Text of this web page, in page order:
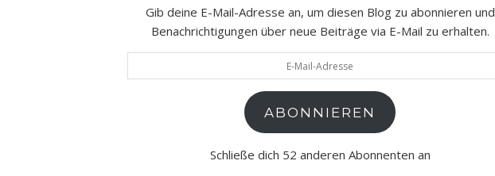
Gib deine E-Mail-Adresse an, um diesen Blog zu abonnieren und
Benachrichtigungen über neue Beiträge via E-Mail zu erhalten.
Mail-
ABONNIEREN
Schließe dich 52 anderen Abonnenten an